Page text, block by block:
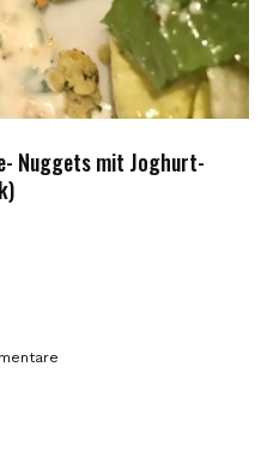
Nuggets mit Joghurt-